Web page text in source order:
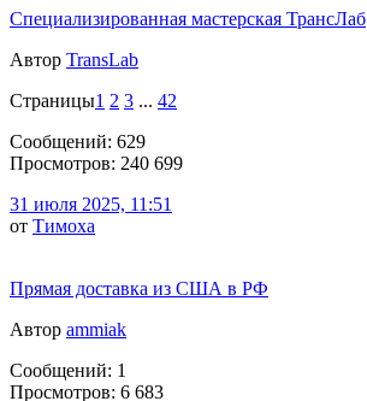
Специализированная мастерская ТрансЛаб
Автор TransLab
Страницы1 2 3 ... 42
Сообщений: 629
Просмотров: 240 699
31 июля 2025, 11:51
от Тимоха
Прямая доставка из США в РФ
Автор ammiak
Сообщений: 1
Просмотров: 6 683